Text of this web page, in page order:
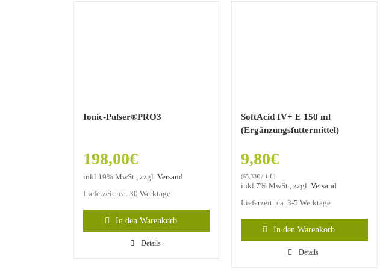
Ionic-Pulser®PRO3
198,00€
inkl 19% MwSt., zzgl. Versand
Lieferzeit: ca. 30 Werktage
In den Warenkorb
Details
SoftAcid IV+ E 150 ml
(Ergänzungsfuttermittel)
9,80€
(65,33€ / 1 L)
inkl 7% MwSt., zzgl.Versand
Lieferzeit: ca. 3-5 Werktage
In den Warenkorb
Details